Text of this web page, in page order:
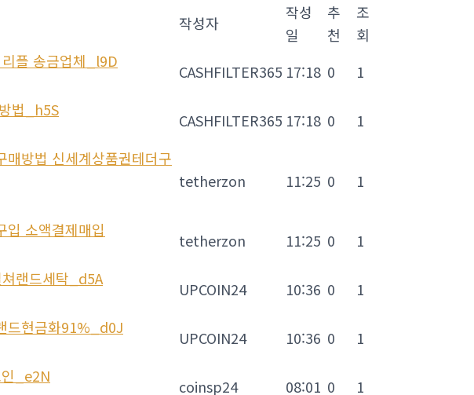
작성자
작성
일
추
천
조
회
플 송금업체_l9D
CASHFILTER365 17:18 0 1
법_h5S
CASHFILTER365 17:18 0 1
방법 신세계상품권테더구
tetherzon 11:25 0 1
소액결제매입
tetherzon 11:25 0 1
랜드세탁_d5A
UPCOIN24 10:36 0 1
드현금화91%_d0J
UPCOIN24 10:36 0 1
_e2N
coinsp24 08:01 0 1